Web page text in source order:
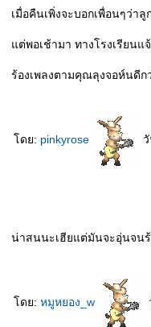
เมื่อคืนเพิ่งจะบอกเพื่อนๆว่า
ต่พอเช้ามา ทางโรงเรียนแ
ร้องเพลงตามคุณลุงจอห์นดีก
ดย: pinkyrose
น่าสนนะเฮียแต่มันจะอุ่นจน
ดย: หมูหยอง_w